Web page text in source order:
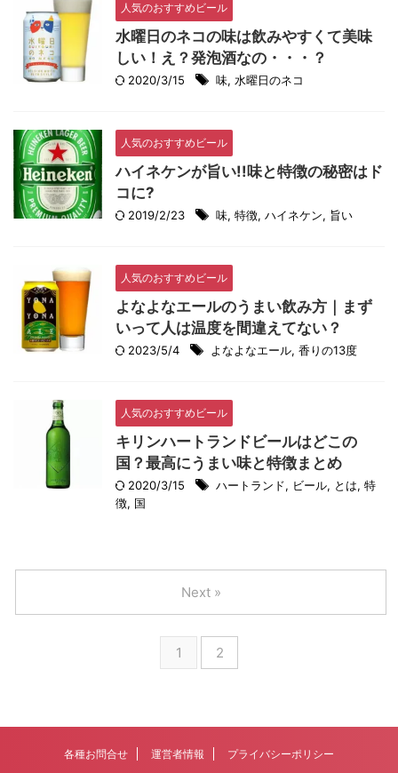
人気のおすすめビール
水曜日のネコの味は飲みやすくて美味
しい！え？発泡酒なの・・・？
2020/3/15 味, 水曜日のネコ
人気のおすすめビール
ハイネケンが旨い!!味と特徴の秘密はド
コに?
2019/2/23 味, 特徴, ハイネケン, 旨い
人気のおすすめビール
よなよなエールのうまい飲み方｜まず
いって人は温度を間違えてない？
2023/5/4 よなよなエール, 香りの13度
人気のおすすめビール
キリンハートランドビールはどこの
国？最高にうまい味と特徴まとめ
2020/3/15 ハートランド, ビール, とは, 特
徴, 国
1 2
Next »
各種お問合せ 運営者情報 プライバシーポリシー